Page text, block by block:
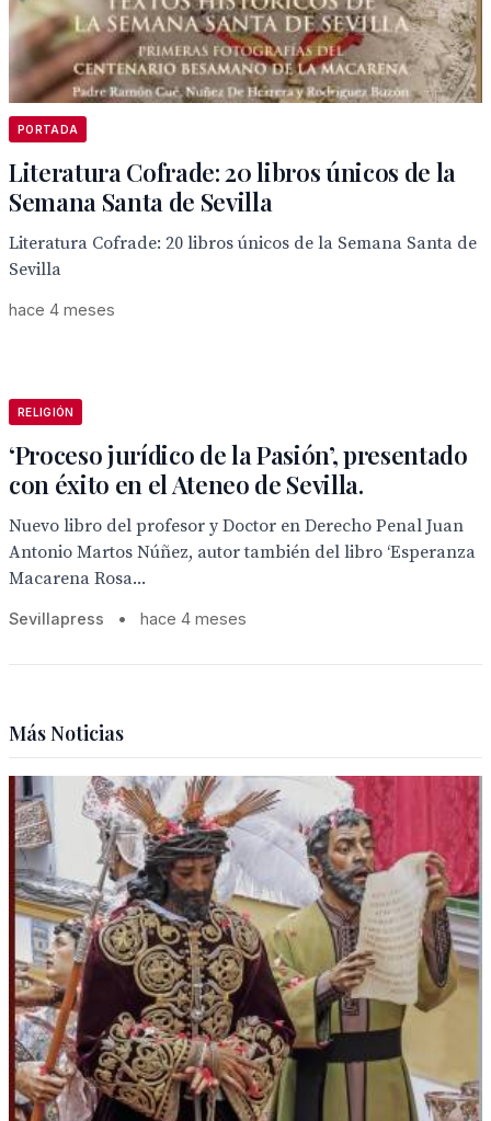
PORTADA
Literatura Cofrade: 20 libros únicos de la
Semana Santa de Sevilla
Literatura Cofrade: 20 libros únicos de la Semana Santa de
Sevilla
hace 4 meses
RELIGIÓN
‘Proceso jurídico de la Pasión’, presentado
con éxito en el Ateneo de Sevilla.
Nuevo libro del profesor y Doctor en Derecho Penal Juan
Antonio Martos Núñez, autor también del libro ‘Esperanza
Macarena Rosa...
Sevillapress • hace 4 meses
Más Noticias